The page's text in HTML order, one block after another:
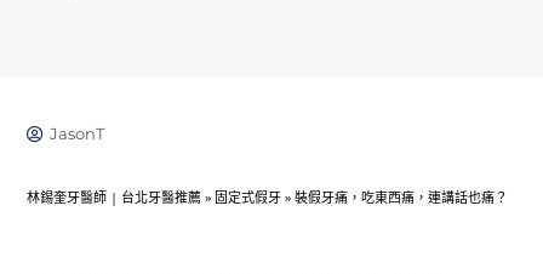
JasonT
林錫奎牙醫師 | 台北牙醫推薦 » 固定式假牙 » 裝假牙痛，吃東西痛，連講話也痛？